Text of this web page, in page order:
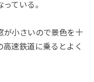
ている。
が小さいので景色を十
速鉄道に乗るとよく